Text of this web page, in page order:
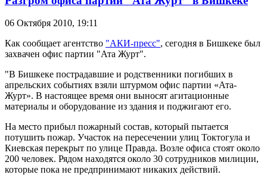
06 Октября 2010, 19:11
Как сообщает агентство "АКИ-пресс", сегодня в Бишкеке был
захвачен офис партии "Ата Журт".
"В Бишкеке пострадавшие и родственники погибших в
апрельских событиях взяли штурмом офис партии «Ата-
Журт». В настоящее время они выносят агитационные
материалы и оборудование из здания и поджигают его.
На место прибыл пожарный состав, который пытается
потушить пожар. Участок на пересечении улиц Токтогула и
Киевская перекрыт по улице Правда. Возле офиса стоят около
200 человек. Рядом находятся около 30 сотрудников милиции,
которые пока не предпринимают никаких действий.